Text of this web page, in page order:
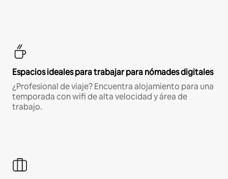
Espacios ideales para trabajar para nómades digitales
¿Profesional de viaje? Encuentra alojamiento para una
temporada con wifi de alta velocidad y área de
trabajo.